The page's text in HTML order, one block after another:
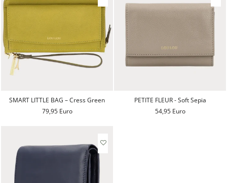
SMART LITTLE BAG – Cress Green
79,95 Euro
PETITE FLEUR - Soft Sepia
54,95 Euro